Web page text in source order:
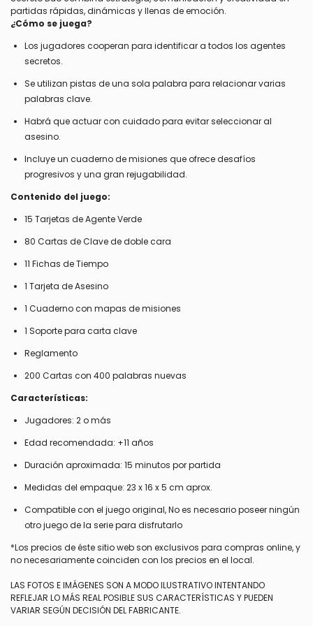
partidas rápidas, dinámicas y llenas de emoción.
¿Cómo se juega?
Los jugadores cooperan para identificar a todos los agentes
secretos.
Se utilizan pistas de una sola palabra para relacionar varias
palabras clave.
Habrá que actuar con cuidado para evitar seleccionar al
asesino.
Incluye un cuaderno de misiones que ofrece desafíos
progresivos y una gran rejugabilidad.
Contenido del juego:
15 Tarjetas de Agente Verde
80 Cartas de Clave de doble cara
11 Fichas de Tiempo
1 Tarjeta de Asesino
1 Cuaderno con mapas de misiones
1 Soporte para carta clave
Reglamento
200 Cartas con 400 palabras nuevas
Características:
Jugadores: 2 o más
Edad recomendada: +11 años
Duración aproximada: 15 minutos por partida
Medidas del empaque: 23 x 16 x 5 cm aprox.
Compatible con el juego original, No es necesario poseer ningún
otro juego de la serie para disfrutarlo
*Los precios de éste sitio web son exclusivos para compras online, y
no necesariamente coinciden con los precios en el local.
LAS FOTOS E IMÁGENES SON A MODO ILUSTRATIVO INTENTANDO
REFLEJAR LO MÁS REAL POSIBLE SUS CARACTERÍSTICAS Y PUEDEN
VARIAR SEGÚN DECISIÓN DEL FABRICANTE.